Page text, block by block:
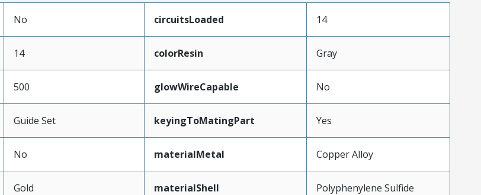
No circuitsLoaded 14
14 colorResin Gray
500 glowWireCapable No
Guide Set keyingToMatingPart Yes
No materialMetal Copper Alloy
Gold materialShell Polyphenylene Sulfide